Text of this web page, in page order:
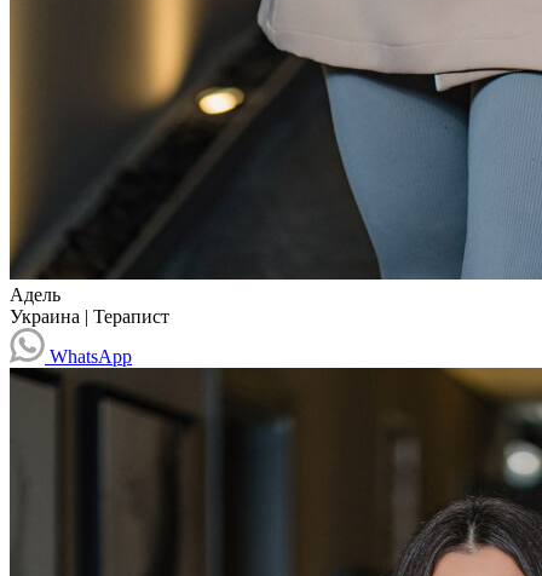
Адель
Украина | Терапист
WhatsApp